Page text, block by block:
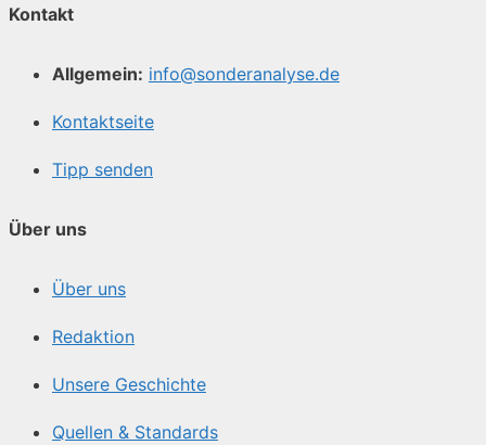
Kontakt
Allgemein: info@sonderanalyse.de
Kontaktseite
Tipp senden
Über uns
Über uns
Redaktion
Unsere Geschichte
Quellen & Standards